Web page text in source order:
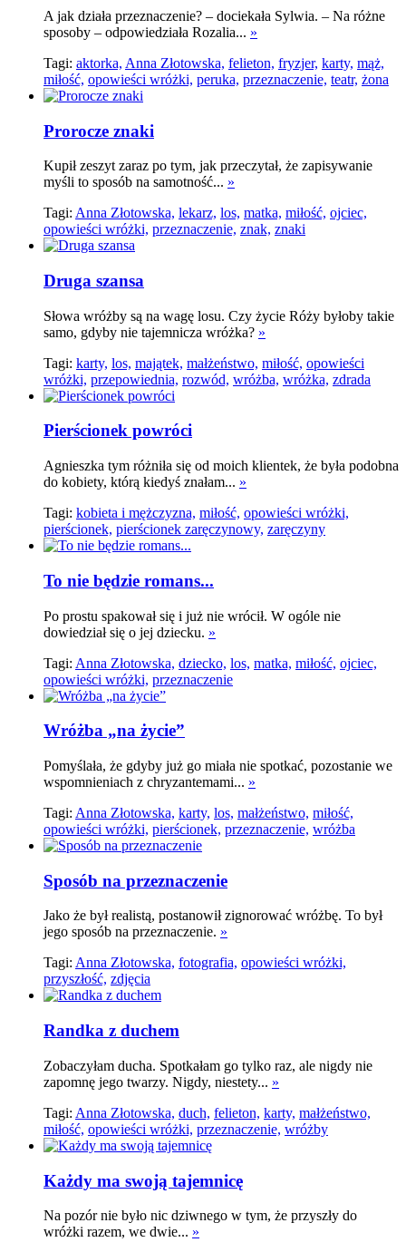
A jak działa przeznaczenie? – dociekała Sylwia. – Na różne
sposoby – odpowiedziała Rozalia... »
Tagi: aktorka, Anna Złotowska, felieton, fryzjer, karty, mąż,
miłość, opowieści wróżki, peruka, przeznaczenie, teatr, żona
Prorocze znaki
Kupił zeszyt zaraz po tym, jak przeczytał, że zapisywanie
myśli to sposób na samotność... »
Tagi: Anna Złotowska, lekarz, los, matka, miłość, ojciec,
opowieści wróżki, przeznaczenie, znak, znaki
Druga szansa
Słowa wróżby są na wagę losu. Czy życie Róży byłoby takie
samo, gdyby nie tajemnicza wróżka? »
Tagi: karty, los, majątek, małżeństwo, miłość, opowieści
wróżki, przepowiednia, rozwód, wróżba, wróżka, zdrada
Pierścionek powróci
Agnieszka tym różniła się od moich klientek, że była podobna
do kobiety, którą kiedyś znałam... »
Tagi: kobieta i mężczyzna, miłość, opowieści wróżki,
pierścionek, pierścionek zaręczynowy, zaręczyny
To nie będzie romans...
Po prostu spakował się i już nie wrócił. W ogóle nie
dowiedział się o jej dziecku. »
Tagi: Anna Złotowska, dziecko, los, matka, miłość, ojciec,
opowieści wróżki, przeznaczenie
Wróżba „na życie”
Pomyślała, że gdyby już go miała nie spotkać, pozostanie we
wspomnieniach z chryzantemami... »
Tagi: Anna Złotowska, karty, los, małżeństwo, miłość,
opowieści wróżki, pierścionek, przeznaczenie, wróżba
Sposób na przeznaczenie
Jako że był realistą, postanowił zignorować wróżbę. To był
jego sposób na przeznaczenie. »
Tagi: Anna Złotowska, fotografia, opowieści wróżki,
przyszłość, zdjęcia
Randka z duchem
Zobaczyłam ducha. Spotkałam go tylko raz, ale nigdy nie
zapomnę jego twarzy. Nigdy, niestety... »
Tagi: Anna Złotowska, duch, felieton, karty, małżeństwo,
miłość, opowieści wróżki, przeznaczenie, wróżby
Każdy ma swoją tajemnicę
Na pozór nie było nic dziwnego w tym, że przyszły do
wróżki razem, we dwie... »